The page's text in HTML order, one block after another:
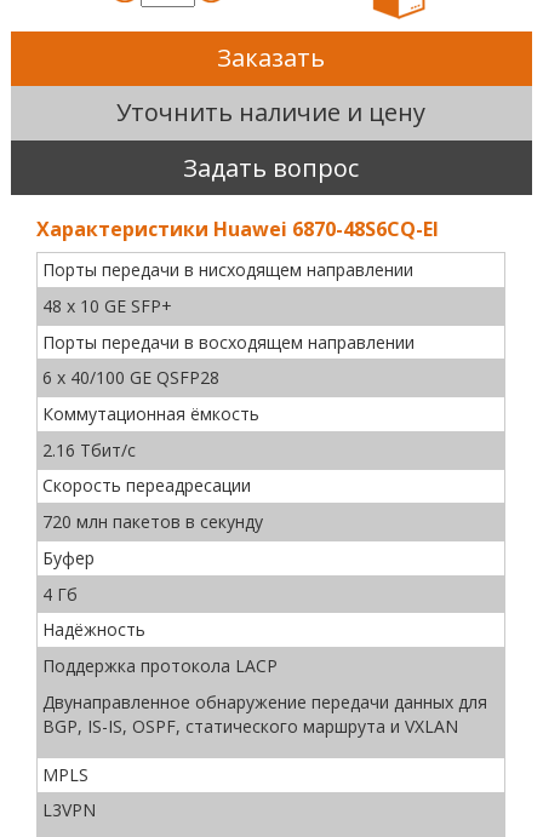
Заказать
Уточнить наличие и цену
Задать вопрос
Характеристики Huawei 6870-48S6CQ-EI
Порты передачи в нисходящем направлении
48 x 10 GE SFP+
Порты передачи в восходящем направлении
6 x 40/100 GE QSFP28
Коммутационная ёмкость
2.16 Тбит/с
Скорость переадресации
720 млн пакетов в секунду
Буфер
4 Гб
Надёжность
Поддержка протокола LACP
Двунаправленное обнаружение передачи данных для
BGP, IS-IS, OSPF, статического маршрута и VXLAN
MPLS
L3VPN